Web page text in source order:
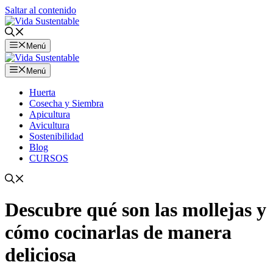
Saltar al contenido
Menú
Menú
Huerta
Cosecha y Siembra
Apicultura
Avicultura
Sostenibilidad
Blog
CURSOS
Descubre qué son las mollejas y
cómo cocinarlas de manera
deliciosa